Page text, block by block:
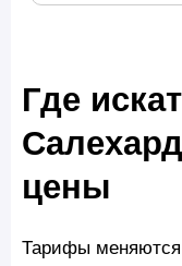
Где
цены
Тарифы меняются